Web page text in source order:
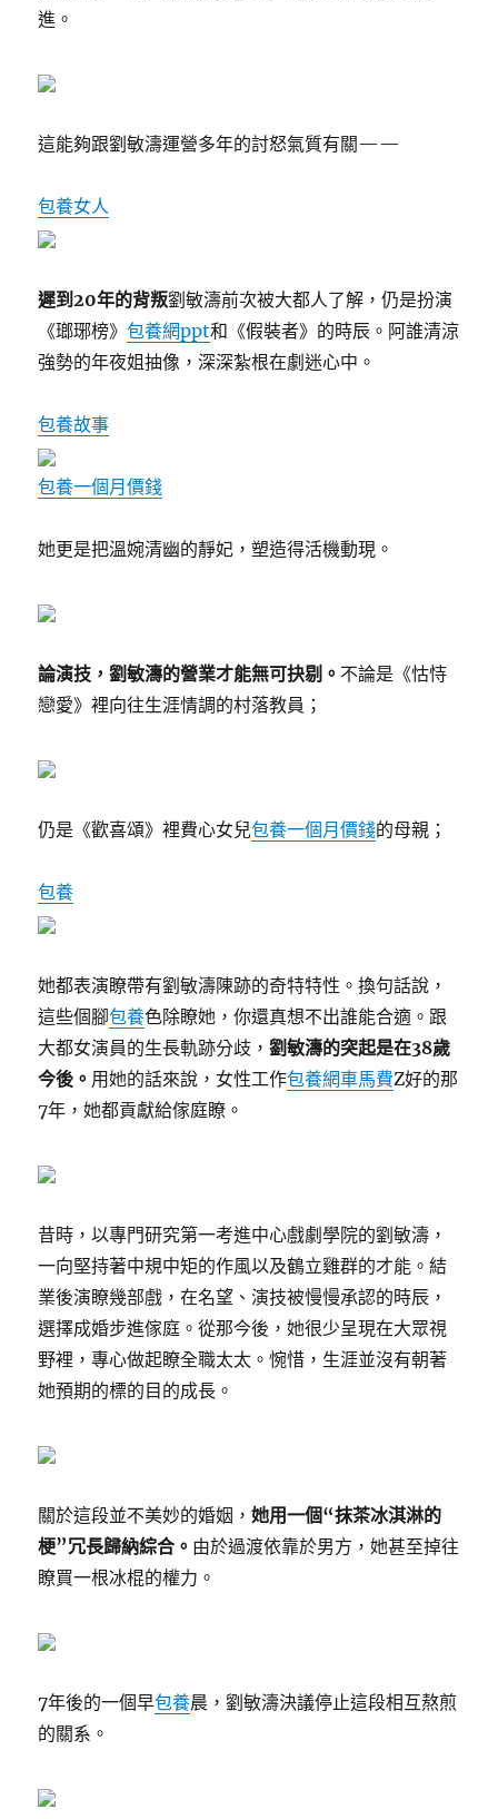
進。
這能夠跟劉敏濤運營多年的討怒氣質有關——
包養女人
遲到20年的背叛劉敏濤前次被大都人了解，仍是扮演
《瑯琊榜》包養網ppt和《假裝者》的時辰。阿誰清涼
強勢的年夜姐抽像，深深紮根在劇迷心中。
包養故事
包養一個月價錢
她更是把溫婉清幽的靜妃，塑造得活機動現。
論演技，劉敏濤的營業才能無可抉剔。 不論是《怙恃
戀愛》裡向往生涯情調的村落教員；
仍是《歡喜頌》裡費心女兒包養一個月價錢的母親；
包養
她都表演瞭帶有劉敏濤陳跡的奇特特性。換句話說，
這些個腳包養色除瞭她，你還真想不出誰能合適。跟
大都女演員的生長軌跡分歧，劉敏濤的突起是在38歲
今後。 用她的話來說，女性工作包養網車馬費Z好的那
7年，她都貢獻給傢庭瞭。
昔時，以專門研究第一考進中心戲劇學院的劉敏濤，
一向堅持著中規中矩的作風以及鶴立雞群的才能。結
業後演瞭幾部戲，在名望、演技被慢慢承認的時辰，
選擇成婚步進傢庭。從那今後，她很少呈現在大眾視
野裡，專心做起瞭全職太太。惋惜，生涯並沒有朝著
她預期的標的目的成長。
關於這段並不美妙的婚姻，她用一個“抹茶冰淇淋的
梗”冗長歸納綜合。 由於過渡依靠於男方，她甚至掉往
瞭買一根冰棍的權力。
7年後的一個早包養晨，劉敏濤決議停止這段相互熬煎
的關系。